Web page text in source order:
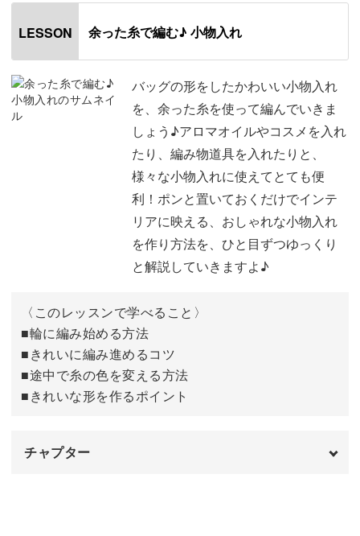
今回はベージュとゴールドの色で編みましたが、
どんな色でも編めますので、余った色で工夫してみましょ
う。
すべて同じ色にしてシンプルにしてもいいですし、
ランダムに色を変えてみてもお洒落な印象に♪
かぎ針編みが苦手な人でも編み方がわかりやすいように、
千葉あやか先生の手元を大きく映していますので、編目も
簡単なのにお洒落な小物入れは、お家に何個あっても困り
ません♪
中途半端に余ってしまった毛糸をかわいい小物入れに変身
させましょう。
ぜひこの機会に、小物入れの編み方をマスターして、
様々なものを入れてお部屋で使ってみてくださいね♪
LESSON 余った糸で編む♪ 小物入れ
バッグの形をしたかわいい小物入れ
を、余った糸を使って編んでいきま
しょう♪アロマオイルやコスメを入れ
たり、編み物道具を入れたりと、
様々な小物入れに使えてとても便
利！ポンと置いておくだけでインテ
リアに映える、おしゃれな小物入れ
を作り方法を、ひと目ずつゆっくり
と解説していきますよ♪
〈このレッスンで学べること〉
■輪に編み始める方法
■きれいに編み進めるコツ
■途中で糸の色を変える方法
■きれいな形を作るポイント
チャプター